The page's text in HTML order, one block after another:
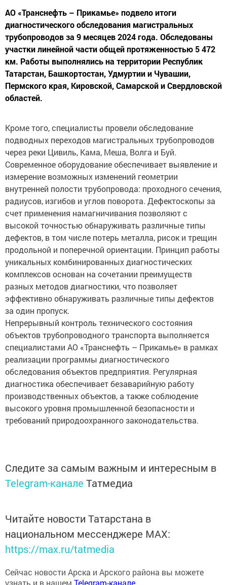
АО «Транснефть – Прикамье» подвело итоги
диагностического обследования магистральных
трубопроводов за 9 месяцев 2024 года. Обследованы
участки линейной части общей протяженностью 5 472
км. Работы выполнялись на территории Республик
Татарстан, Башкортостан, Удмуртии и Чувашии,
Пермского края, Кировской, Самарской и Свердловской
областей.
Кроме того, специалисты провели обследование
подводных переходов магистральных трубопроводов
через реки Цивиль, Кама, Меша, Волга и Буй.
Современное оборудование обеспечивает выявление и
измерение возможных изменений геометрии
внутренней полости трубопровода: проходного сечения,
радиусов, изгибов и углов поворота. Дефектоскопы за
счет применения намагничивания позволяют с
высокой точностью обнаруживать различные типы
дефектов, в том числе потерь металла, рисок и трещин
продольной и поперечной ориентации. Принцип работы
уникальных комбинированных диагностических
комплексов основан на сочетании преимуществ
разных методов диагностики, что позволяет
эффективно обнаруживать различные типы дефектов
за один пропуск.
Непрерывный контроль технического состояния
объектов трубопроводного транспорта выполняется
специалистами АО «Транснефть – Прикамье» в рамках
реализации программы диагностического
обследования объектов предприятия. Регулярная
диагностика обеспечивает безаварийную работу
производственных объектов, а также соблюдение
высокого уровня промышленной безопасности и
требований природоохранного законодательства.
Следите за самым важным и интересным в
Telegram-канале Татмедиа
Читайте новости Татарстана в
национальном мессенджере MАХ:
https://max.ru/tatmedia
Сейчас новости Арска и Арского района вы можете
узнать и в нашемTelegram-канале